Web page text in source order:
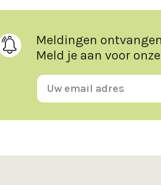
Meldingen
Meld je aan voor